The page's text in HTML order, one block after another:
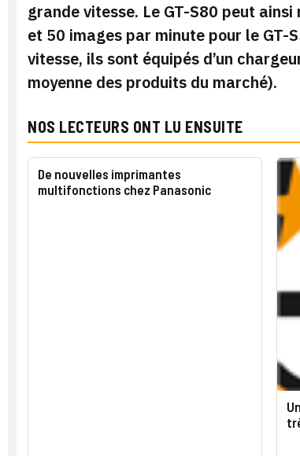
grande vitesse. Le GT-S80 peut
et 50 images par minute pour le GT-
vitesse, ils sont équipés d’un
moyenne des produits du marché).
NOS LECTEURS ONT LU ENSUITE
De nouvelles imprimantes
multifonctions chez Panasonic